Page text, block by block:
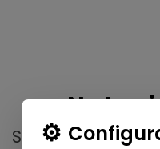
No te
Suscríbete a